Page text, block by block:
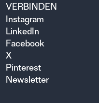
VERBINDEN
Instagram
LinkedIn
Facebook
X
Pinterest
Newsletter